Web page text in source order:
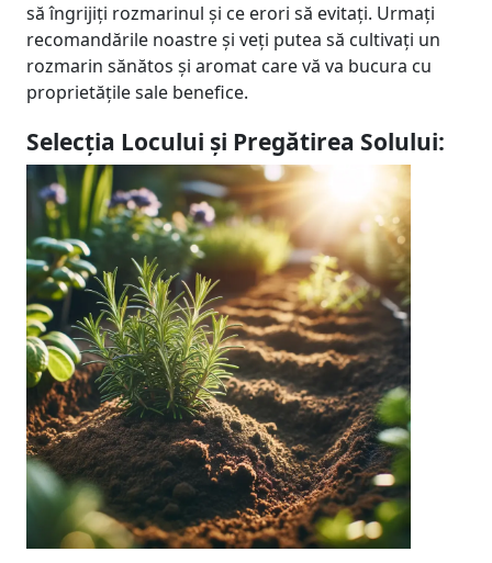
să îngrijiți rozmarinul și ce erori să evitați. Urmați
recomandările noastre și veți putea să cultivați un
rozmarin sănătos și aromat care vă va bucura cu
proprietățile sale benefice.
Selecția Locului și Pregătirea Solului: